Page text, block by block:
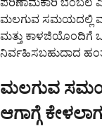
ಮಲಗುವ ಸಮಯದಲ್ಲಿ
ಮತ್ತು ಕಾಳಜಿಯೊಂದಿಗೆ
ನಿರ್ವಹಿಸಬಹುದಾದ
ಮಲಗುವ
ಆಗಾಗ್ಗೆ